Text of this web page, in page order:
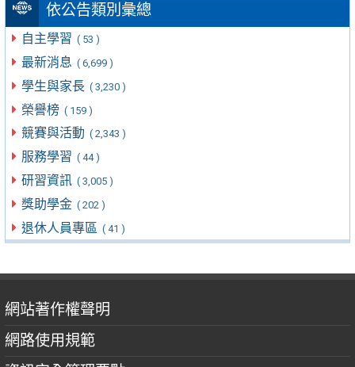
依公告類別彙總
自主學習 ( 53 )
最新消息 ( 6,699 )
學生與家長 ( 3,230 )
榮譽榜 ( 159 )
競賽與活動 ( 2,343 )
服務學習 ( 44 )
研習資訊 ( 3,005 )
獎助學金 ( 202 )
退休人員專區 ( 41 )
網站著作權聲明
網路使用規範